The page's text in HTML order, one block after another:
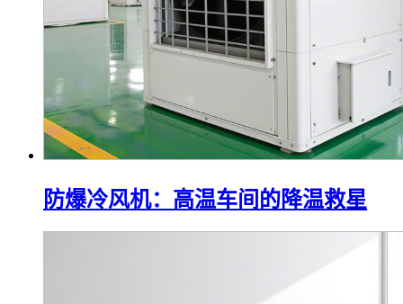
防爆冷风机：高温车间的降温救星